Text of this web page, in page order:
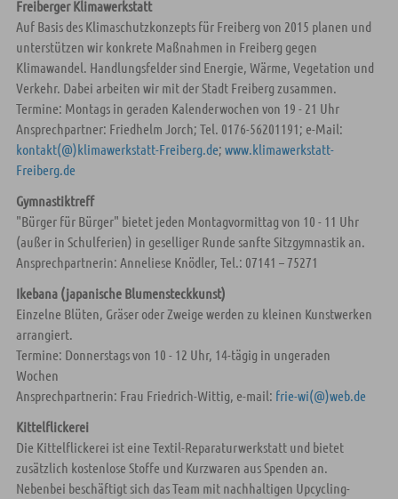
Freiberger Klimawerkstatt
Auf Basis des Klimaschutzkonzepts für Freiberg von 2015 planen und
unterstützen wir konkrete Maßnahmen in Freiberg gegen
Klimawandel. Handlungsfelder sind Energie, Wärme, Vegetation und
Verkehr. Dabei arbeiten wir mit der Stadt Freiberg zusammen.
Termine: Montags in geraden Kalenderwochen von 19 - 21 Uhr
Ansprechpartner: Friedhelm Jorch; Tel. 0176-56201191; e-Mail:
kontakt(@)klimawerkstatt-Freiberg.de; www.klimawerkstatt-
Freiberg.de
Gymnastiktreff
"Bürger für Bürger" bietet jeden Montagvormittag von 10 - 11 Uhr
(außer in Schulferien) in geselliger Runde sanfte Sitzgymnastik an.
Ansprechpartnerin: Anneliese Knödler, Tel.: 07141 – 75271
Ikebana (japanische Blumensteckkunst)
Einzelne Blüten, Gräser oder Zweige werden zu kleinen Kunstwerken
arrangiert.
Termine: Donnerstags von 10 - 12 Uhr, 14-tägig in ungeraden
Wochen
Ansprechpartnerin: Frau Friedrich-Wittig, e-mail: frie-wi(@)web.de
Kittelflickerei
Die Kittelflickerei ist eine Textil-Reparaturwerkstatt und bietet
zusätzlich kostenlose Stoffe und Kurzwaren aus Spenden an.
Nebenbei beschäftigt sich das Team mit nachhaltigen Upcycling-